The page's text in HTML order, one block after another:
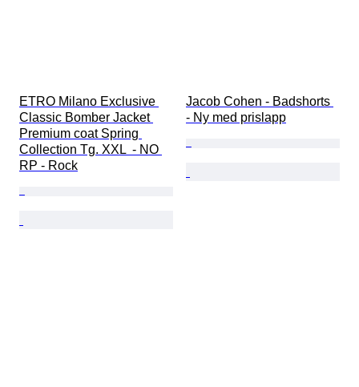
ETRO Milano Exclusive
Classic Bomber Jacket
Premium coat Spring
Collection Tg. XXL  - NO
RP - Rock
Jacob Cohen - Badshorts
- Ny med prislapp